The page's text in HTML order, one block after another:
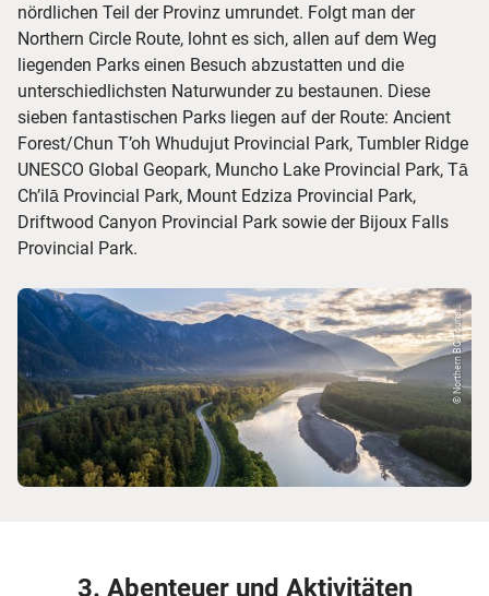
nördlichen Teil der Provinz umrundet. Folgt man der
Northern Circle Route, lohnt es sich, allen auf dem Weg
liegenden Parks einen Besuch abzustatten und die
unterschiedlichsten Naturwunder zu bestaunen. Diese
sieben fantastischen Parks liegen auf der Route: Ancient
Forest/Chun T’oh Whudujut Provincial Park, Tumbler Ridge
UNESCO Global Geopark, Muncho Lake Provincial Park, Tā
Ch’ilā Provincial Park, Mount Edziza Provincial Park,
Driftwood Canyon Provincial Park sowie der Bijoux Falls
Provincial Park.
© Northern BC Touris...
3. Abenteuer und Aktivitäten